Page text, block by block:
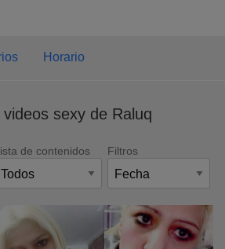
Horario
sexy de Raluq
de contenidos Filtros